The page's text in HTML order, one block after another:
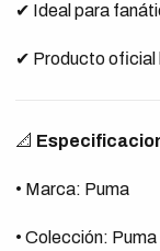
✔ Ideal para
✔ Producto oficial
📐
• Marca: Puma
• Colección: